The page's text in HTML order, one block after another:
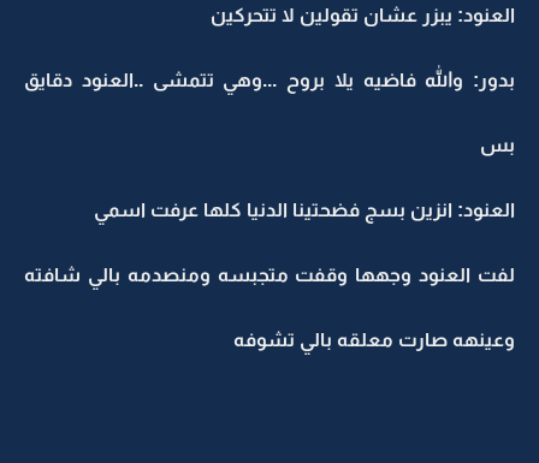
العنود: يبزر عشان تقولين لا تتحركين
بدور: والله فاضيه يلا بروح ...وهي تتمشى ..العنود دقايق
بس
العنود: انزين بسج فضحتينا الدنيا كلها عرفت اسمي
لفت العنود وجهها وقفت متجبسه ومنصدمه بالي شافته
وعينهه صارت معلقه بالي تشوفه